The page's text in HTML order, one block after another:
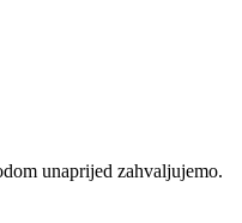
unaprijed zahvaljujemo.